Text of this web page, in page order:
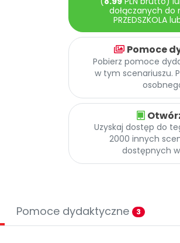
dołączanych do
PRZEDSZKOLA
Pomoce
Pobierz pomoce
w tym scenariuszu.
Uzyskaj dostęp do
2000 innych
dostępnych
Pomoce dydaktyczne 3